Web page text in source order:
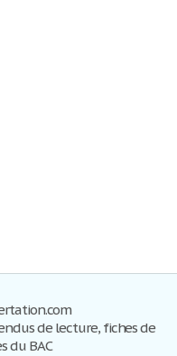
de lecture, fiches de
du BAC